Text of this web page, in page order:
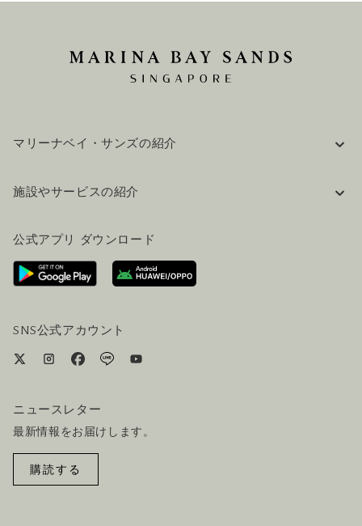
マリーナベイ・サンズの紹介
採用情報
お問い合わせ
施設やサービスの紹介
ご来場にあたって
ホテルへのアクセス
ビジター向けサービス
公式アプリ ダウンロード
SNS公式アカウント
ニュースレター
最新情報をお届けします。
購読する